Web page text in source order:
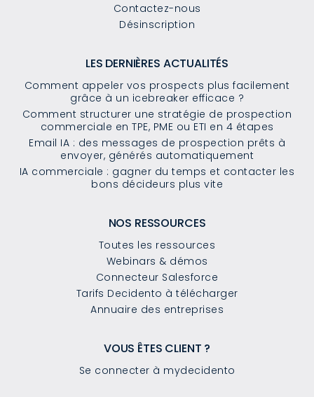
Contactez-nous
Désinscription
LES DERNIÈRES ACTUALITÉS
Comment appeler vos prospects plus facilement
grâce à un icebreaker efficace ?
Comment structurer une stratégie de prospection
commerciale en TPE, PME ou ETI en 4 étapes
Email IA : des messages de prospection prêts à
envoyer, générés automatiquement
IA commerciale : gagner du temps et contacter les
bons décideurs plus vite
NOS RESSOURCES
Toutes les ressources
Webinars & démos
Connecteur Salesforce
Tarifs Decidento à télécharger
Annuaire des entreprises
VOUS ÊTES CLIENT ?
Se connecter à mydecidento